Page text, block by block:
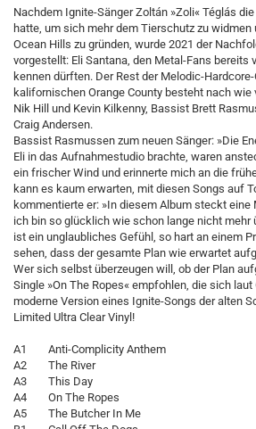
Nachdem Ignite-Sänger Zoltán »Zoli« Téglás
hatte, um sich mehr dem Tierschutz zu widmen
Ocean Hills zu gründen, wurde 2021 der
vorgestellt: Eli Santana, den Metal-Fans bereits
kennen dürften. Der Rest der Melodic-
kalifornischen Orange County besteht nach wie
Nik Hill und Kevin Kilkenny, Bassist Brett
Craig Andersen.
Bassist Rasmussen zum neuen Sänger: »Die
Eli in das Aufnahmestudio brachte, waren
ein frischer Wind und erinnerte mich an die
kann es kaum erwarten, mit diesen Songs auf
kommentierte er: »In diesem Album steckt eine
ich bin so glücklich wie schon lange nicht mehr
ist ein unglaubliches Gefühl, so hart an einem
sehen, dass der gesamte Plan wie erwartet
Wer sich selbst überzeugen will, ob der Plan
Single »On The Ropes« empfohlen, die sich
moderne Version eines Ignite-Songs der alten
Limited Ultra Clear Vinyl!
A1 Anti-Complicity Anthem
A2 The River
A3 This Day
A4 On The Ropes
A5 The Butcher In Me